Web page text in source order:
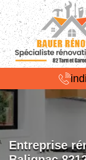
Entreprise